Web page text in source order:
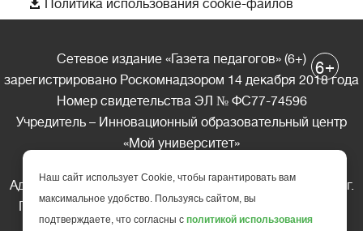
Политика использования cookie-файлов
Сетевое издание «Газета педагогов» (6+)
зарегистрировано Роскомнадзором 14 декабря 2018 года
Номер свидетельства ЭЛ № ФС77-74596
Учредитель – Инновационный образовательный центр
«Мой университет»
Адрес редакции: 185035 Россия, Республика Карелия, г.
Петрозаводск, ул. Фридриха Энгельса д.10, офис 211
Телефон редакции: +7 (499) 685-10-45
6+
Наш сайт использует Cookie, чтобы гарантировать вам
максимальное удобство. Пользуясь сайтом, вы
подтверждаете, что согласны с политикой использования